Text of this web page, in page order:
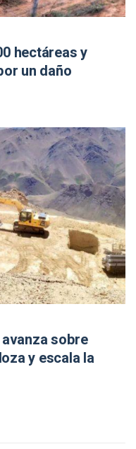
hectáreas y
un daño
sobre
y escala la